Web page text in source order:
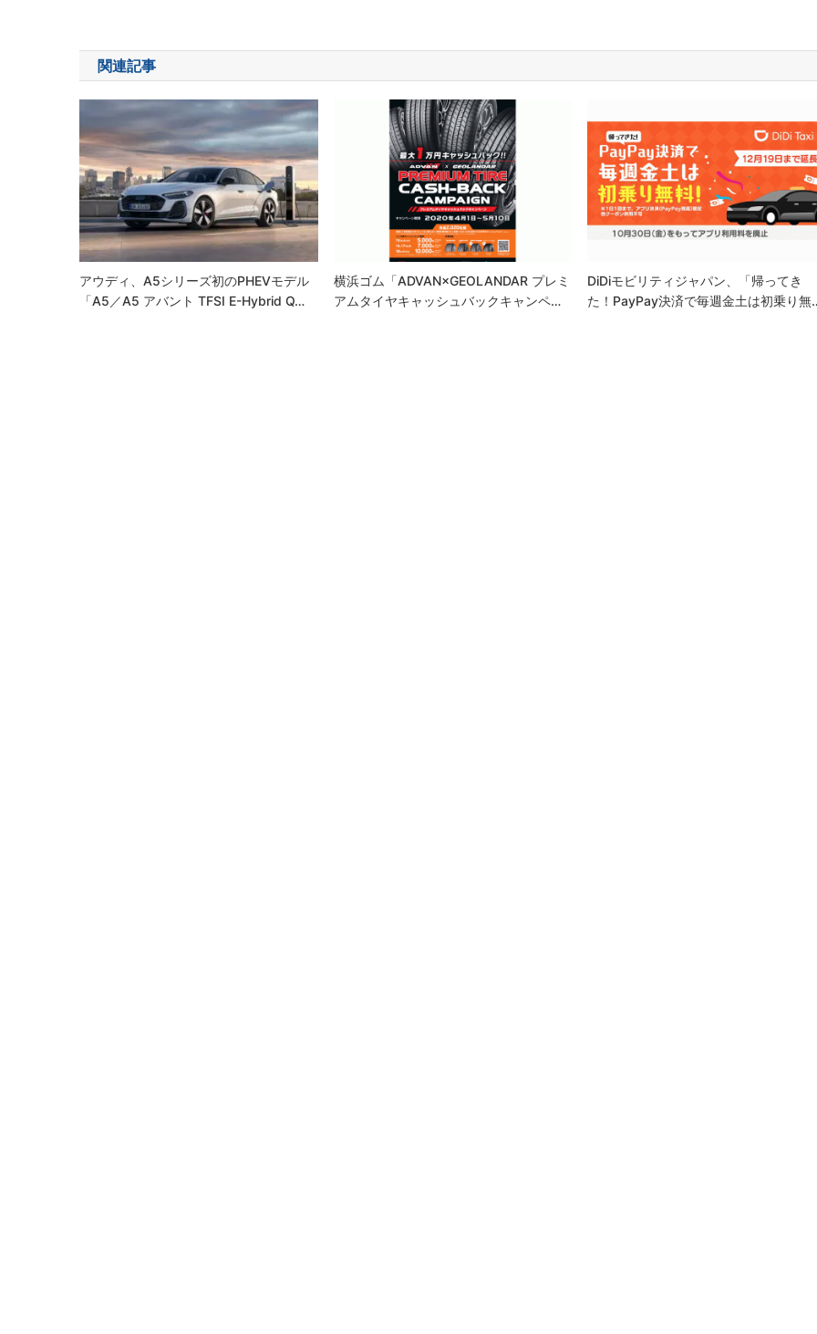
ナ
ビ
ゲ
ー
シ
ョ
ン
関連記事
アウディ、A5シリーズ初のPHEVモデル
「A5／A5 アバント TFSI E-Hybrid Q…
横浜ゴム「ADVAN×GEOLANDAR プレミ
アムタイヤキャッシュバックキャンペ…
DiDiモビリティジャパン、「帰ってき
た！PayPay決済で毎週金土は初乗り無